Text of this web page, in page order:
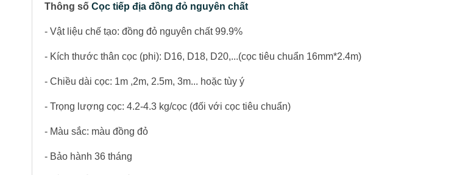
Thông số Cọc tiếp địa đồng đỏ nguyên chất
- Vật liệu chế tạo: đồng đỏ nguyên chất 99.9%
- Kích thước thân cọc (phi): D16, D18, D20,...(cọc tiêu chuẩn 16mm*2.4m)
- Chiều dài cọc: 1m ,2m, 2.5m, 3m... hoặc tùy ý
- Trọng lượng cọc: 4.2-4.3 kg/cọc (đối với cọc tiêu chuẩn)
- Màu sắc: màu đồng đỏ
- Bảo hành 36 tháng